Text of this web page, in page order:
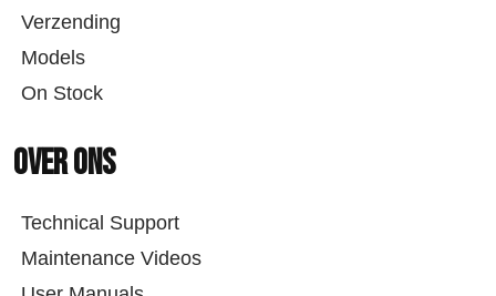
Verzending
Models
On Stock
Over ons
Technical Support
Maintenance Videos